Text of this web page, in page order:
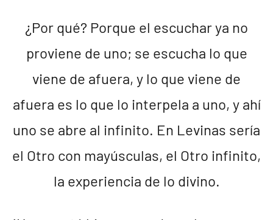
¿Por qué? Porque el escuchar ya no
proviene de uno; se escucha lo que
viene de afuera, y lo que viene de
afuera es lo que lo interpela a uno, y ahí
uno se abre al infinito. En Levinas sería
el Otro con mayúsculas, el Otro infinito,
la experiencia de lo divino.